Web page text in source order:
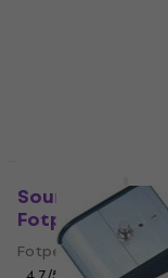
Soundking AL 103
Fotpedal
Fotpedal